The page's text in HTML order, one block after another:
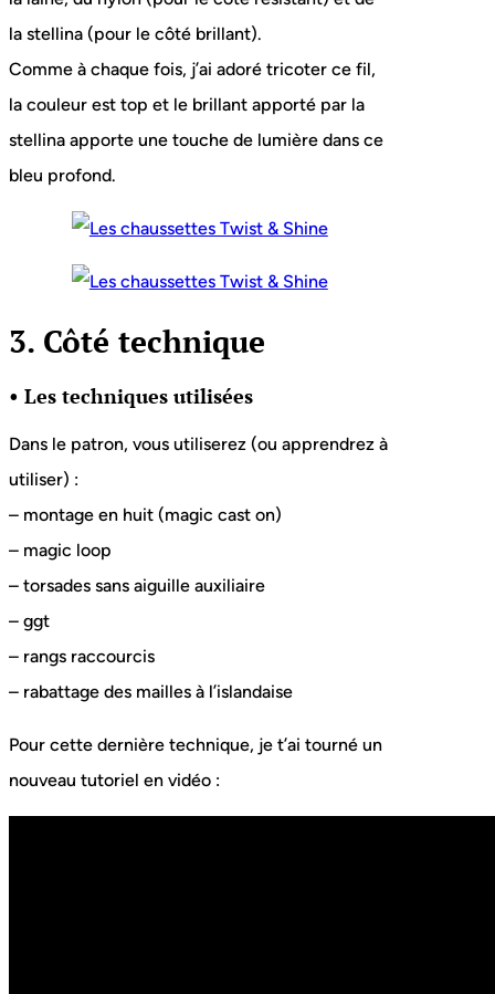
la stellina (pour le côté brillant).
Comme à chaque fois, j’ai adoré tricoter ce fil,
la couleur est top et le brillant apporté par la
stellina apporte une touche de lumière dans ce
bleu profond.
3. Côté technique
• Les techniques utilisées
Dans le patron, vous utiliserez (ou apprendrez à
utiliser) :
– montage en huit (magic cast on)
– magic loop
– torsades sans aiguille auxiliaire
– ggt
– rangs raccourcis
– rabattage des mailles à l’islandaise
Pour cette dernière technique, je t’ai tourné un
nouveau tutoriel en vidéo :